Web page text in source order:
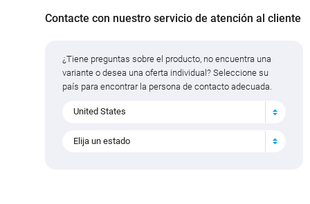
Contacte con nuestro servicio de atención al cliente
¿Tiene preguntas sobre el producto, no encuentra una
variante o desea una oferta individual? Seleccione su
país para encontrar la persona de contacto adecuada.
United States
Elija un estado